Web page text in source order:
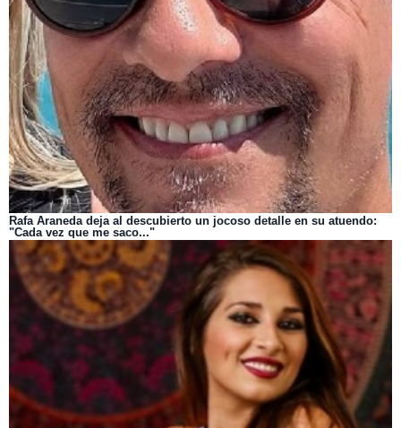
Rafa Araneda deja al descubierto un jocoso detalle en su atuendo:
"Cada vez que me saco..."